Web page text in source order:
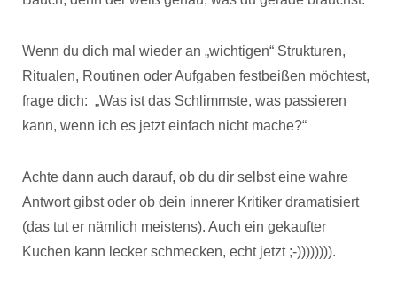
Wenn du dich mal wieder an „wichtigen“ Strukturen,
Ritualen, Routinen oder Aufgaben festbeißen möchtest,
frage dich: „Was ist das Schlimmste, was passieren
kann, wenn ich es jetzt einfach nicht mache?“
Achte dann auch darauf, ob du dir selbst eine wahre
Antwort gibst oder ob dein innerer Kritiker dramatisiert
(das tut er nämlich meistens). Auch ein gekaufter
Kuchen kann lecker schmecken, echt jetzt ;-)))))))).